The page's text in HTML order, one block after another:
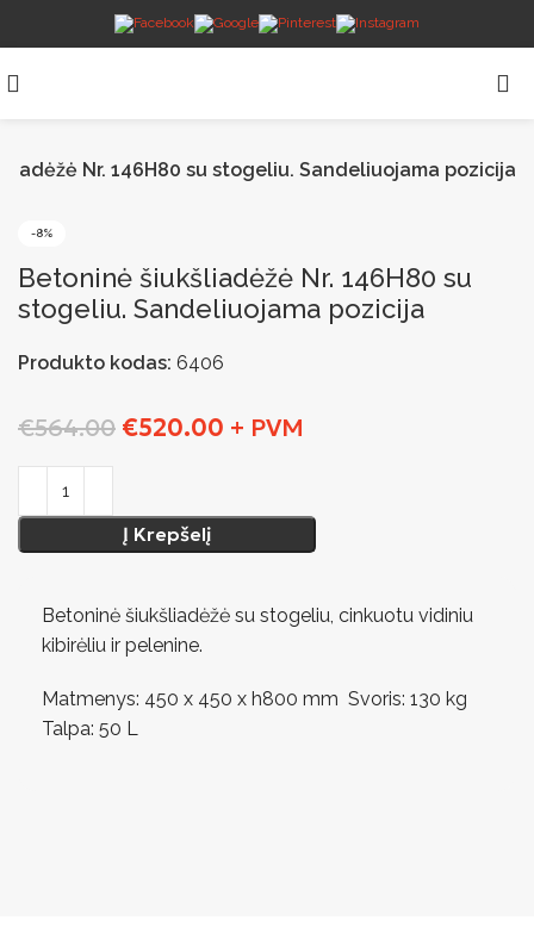
Nr. 146H80 su stogeliu. Sandeliuojama pozicija
-8%
Betoninė šiukšliadėžė Nr. 146H80 su
stogeliu. Sandeliuojama pozicija
Produkto kodas: 6406
€564.00 €520.00 + PVM
Į Krepšelį
Betoninė šiukšliadėžė su stogeliu, cinkuotu vidiniu
kibirėliu ir pelenine.
Matmenys: 450 x 450 x h800 mm Svoris: 130 kg
Talpa: 50 L